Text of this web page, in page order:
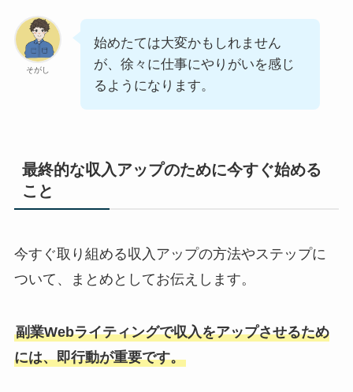
そがし
始めたては大変かもしれません
が、徐々に仕事にやりがいを感じ
るようになります。
最終的な収入アップのために今すぐ始める
こと
今すぐ取り組める収入アップの方法やステップに
ついて、まとめとしてお伝えします。
副業Webライティングで収入をアップさせるため
には、即行動が重要です。